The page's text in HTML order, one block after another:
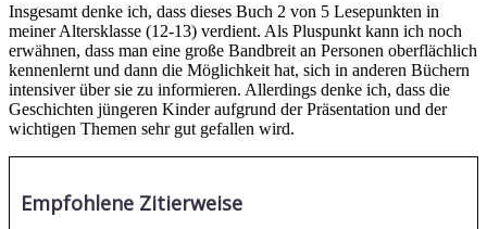
Insgesamt denke ich, dass dieses Buch 2 von 5 Lesepunkten in
meiner Altersklasse (12-13) verdient. Als Pluspunkt kann ich noch
erwähnen, dass man eine große Bandbreit an Personen oberflächlich
kennenlernt und dann die Möglichkeit hat, sich in anderen Büchern
intensiver über sie zu informieren. Allerdings denke ich, dass die
Geschichten jüngeren Kinder aufgrund der Präsentation und der
wichtigen Themen sehr gut gefallen wird.
Empfohlene Zitierweise